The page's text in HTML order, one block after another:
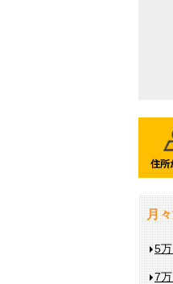
月
5
7